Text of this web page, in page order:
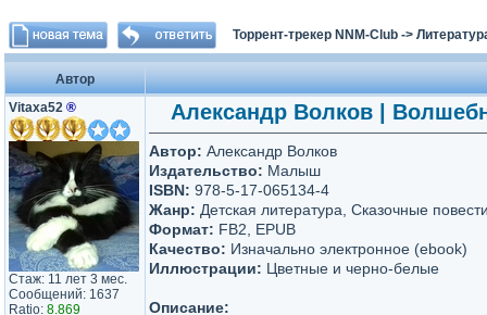
Торрент-трекер NNM-Club ->
Автор
Vitaxa52 ®
Стаж: 11 лет 3 мес.
Сообщений: 1637
Ratio: 8.869
Александр Волков |
Автор: Александр Волков
Издательство: Малыш
ISBN: 978-5-17-065134-4
Жанр: Детская литература, Сказочные
Формат: FB2, EPUB
Качество: Изначально электронное (ebook)
Иллюстрации: Цветные и черно-белые
Описание: